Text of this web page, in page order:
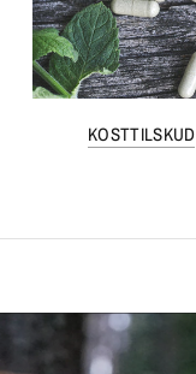
KOSTTILSKUD